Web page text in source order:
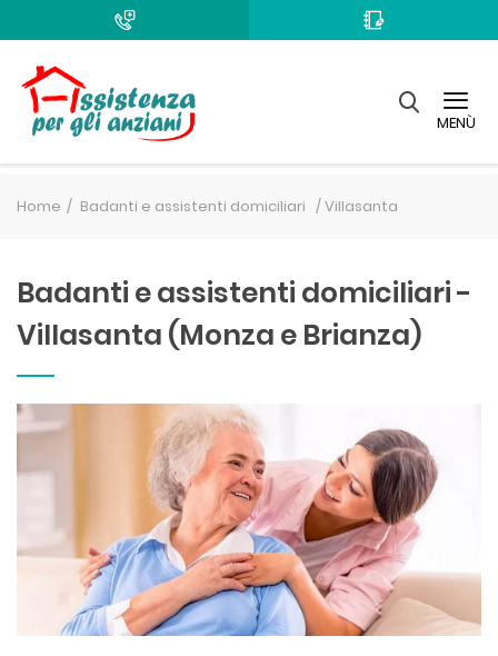
MENÙ
Home Badanti e assistenti domiciliari /Villasanta
Badanti e assistenti domiciliari -
Villasanta (Monza e Brianza)